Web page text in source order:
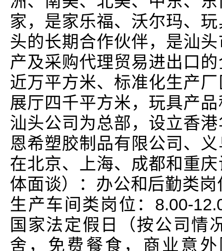
家，是家乐福、沃尔玛、
头的长期合作伙伴，是汕
产及采购代理贸易进出口
近万平方米、标准化生产
展厅四千平方米，玩具产
汕头公司为总部，设立香
恩希塑胶制品有限公司、
在北京、上海、成都和重
体面谈）：办公和后勤类
生产车间类岗位：8.00-
国家法定假日（按公司情
舍，免费餐食，商业意